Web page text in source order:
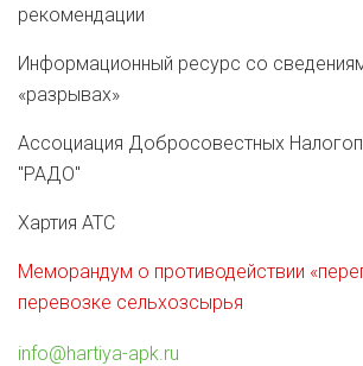
рекомендации
Информационный ресурс со
«разрывах»
Ассоциация Добросовестных
"РАДО"
Хартия АТС
Меморандум о противодействии
перевозке сельхозсырья
info@hartiya-apk.ru